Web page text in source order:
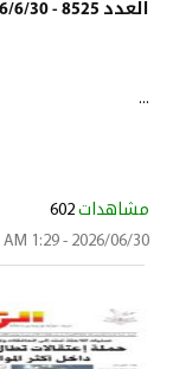
العدد 8525 - 2026/6/30
...
مشاهدات 602
2026/06/30 - 1:29 AM